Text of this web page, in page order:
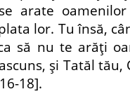
arate
lor. Tu însă,
să nu te arăţi
şi Tatăl tău,
18].